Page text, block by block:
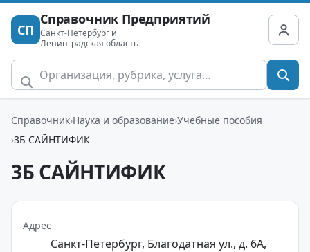
СП
Справочник Предприятий
Санкт-Петербург и
Ленинградская область
Справочник Наука и образование Учебные пособия
3Б САЙНТИФИК
3Б САЙНТИФИК
Адрес
Санкт-Петербург, Благодатная ул., д. 6А,